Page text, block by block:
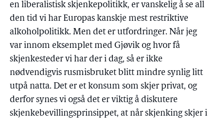
en liberalistisk skjenkepolitikk, er vanskelig å se all
den tid vi har Europas kanskje mest restriktive
alkoholpolitikk. Men det er utfordringer. Når jeg
var innom eksemplet med Gjøvik og hvor få
skjenkesteder vi har der i dag, så er ikke
nødvendigvis rusmisbruket blitt mindre synlig litt
utpå natta. Det er et konsum som skjer privat, og
derfor synes vi også det er viktig å diskutere
skjenkebevillingsprinsippet, at når skjenking skjer i